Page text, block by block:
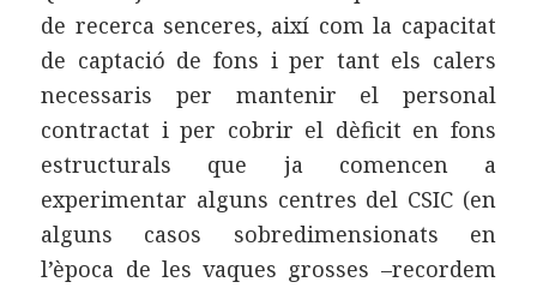
de recerca senceres, així com la capacitat
de captació de fons i per tant els calers
necessaris per mantenir el personal
contractat i per cobrir el dèficit en fons
estructurals que ja comencen a
experimentar alguns centres del CSIC (en
alguns casos sobredimensionats en
l’època de les vaques grosses –recordem